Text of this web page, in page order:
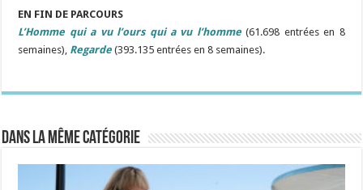
EN FIN DE PARCOURS
L’Homme qui a vu l’ours qui a vu l’homme(61.698 entrées en 8
semaines), Regarde (393.135 entrées en 8 semaines).
Dans la même catégorie